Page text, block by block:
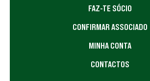
FAZ-TE SÓCIO
CONFIRMAR ASSOCIADO
MINHA CONTA
CONTACTOS